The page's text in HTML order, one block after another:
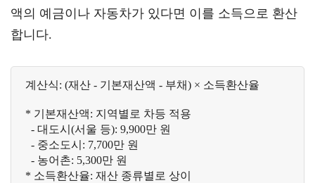
액의 예금이나 자동차가 있다면 이를 소득으로 환산
합니다.
계산식: (재산 - 기본재산액 - 부채) × 소득환산율
* 기본재산액: 지역별로 차등 적용
* 소득환산율: 재산 종류별로 상이